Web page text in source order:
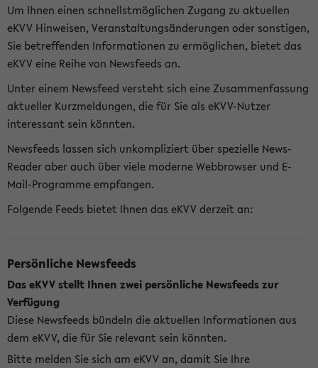
Um Ihnen einen schnellstmöglichen Zugang zu aktuellen
eKVV Hinweisen, Veranstaltungsänderungen oder sonstigen,
Sie betreffenden Informationen zu ermöglichen, bietet das
eKVV eine Reihe von Newsfeeds an.
Unter einem Newsfeed versteht sich eine Zusammenfassung
aktueller Kurzmeldungen, die für Sie als eKVV-Nutzer
interessant sein könnten.
Newsfeeds lassen sich unkompliziert über spezielle News-
Reader aber auch über viele moderne Webbrowser und E-
Mail-Programme empfangen.
Folgende Feeds bietet Ihnen das eKVV derzeit an:
Persönliche Newsfeeds
Das eKVV stellt Ihnen zwei persönliche Newsfeeds zur
Verfügung
Diese Newsfeeds bündeln die aktuellen Informationen aus
dem eKVV, die für Sie relevant sein könnten.
Bitte melden Sie sich am eKVV an, damit Sie Ihre